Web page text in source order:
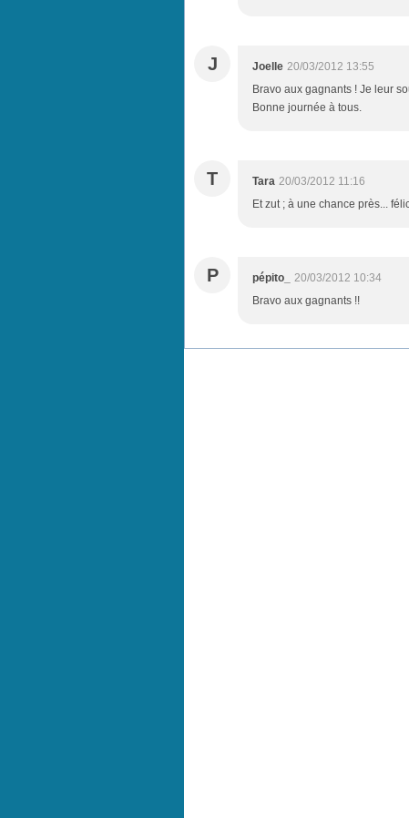
J Joelle 20/03/2012 13:55
Bravo aux gagnants ! Je leur
Bonne journée à tous.
T Tara 20/03/2012 11:16
Et zut ; à une chance près...
P pépito_
20/03/2012 10:34
Bravo aux gagnants !!